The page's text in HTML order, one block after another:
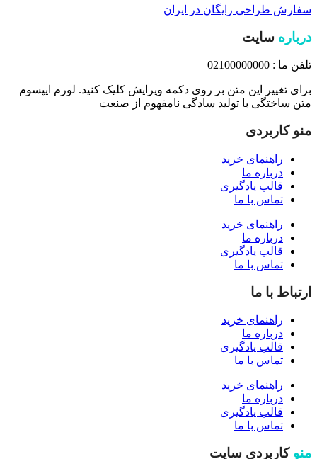
سفارش طراحی رایگان در ایران
درباره سایت
تلفن ما : 02100000000
برای تغییر این متن بر روی دکمه ویرایش کلیک کنید. لورم ایپسوم
متن ساختگی با تولید سادگی نامفهوم از صنعت
منو کاربردی
راهنمای خرید
درباره ما
قالب یادگیری
تماس با ما
راهنمای خرید
درباره ما
قالب یادگیری
تماس با ما
ارتباط با ما
راهنمای خرید
درباره ما
قالب یادگیری
تماس با ما
راهنمای خرید
درباره ما
قالب یادگیری
تماس با ما
منو کاربردی سایت